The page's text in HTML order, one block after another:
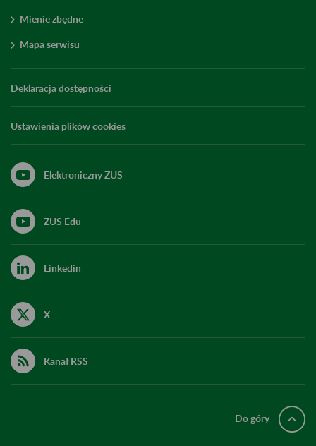
Mienie zbędne
Mapa serwisu
Deklaracja dostępności
Ustawienia plików cookies
Elektroniczny ZUS
ZUS Edu
Linkedin
X
Kanał RSS
Do góry